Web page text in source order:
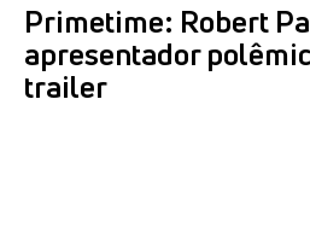
Primetime: Robert
apresentador
trailer